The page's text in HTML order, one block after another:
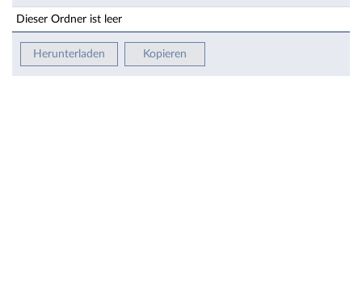
Dieser Ordner ist leer
Herunterladen Kopieren